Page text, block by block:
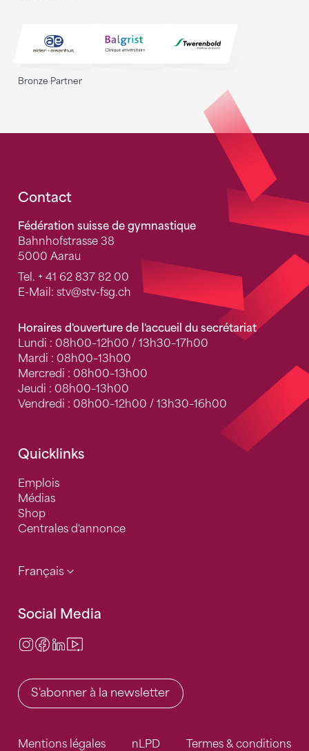
Bronze Partner
Fusszeile
Contact
Fédération suisse de gymnastique
Bahnhofstrasse 38
5000 Aarau
Tel. + 41 62 837 82 00
E-Mail: stv@stv-fsg.ch
Horaires d'ouverture de l'accueil du secrétariat
Lundi : 08h00–12h00 / 13h30–17h00
Mardi : 08h00–13h00
Mercredi : 08h00–13h00
Jeudi : 08h00–13h00
Vendredi : 08h00–12h00 / 13h30–16h00
Quicklinks
Emplois
Médias
Shop
Centrales d'annonce
Français
Social Media
Instagram
Facebook
LinkedIn
S'abonner à la newsletter
Mentions légales nLPD Termes & conditions